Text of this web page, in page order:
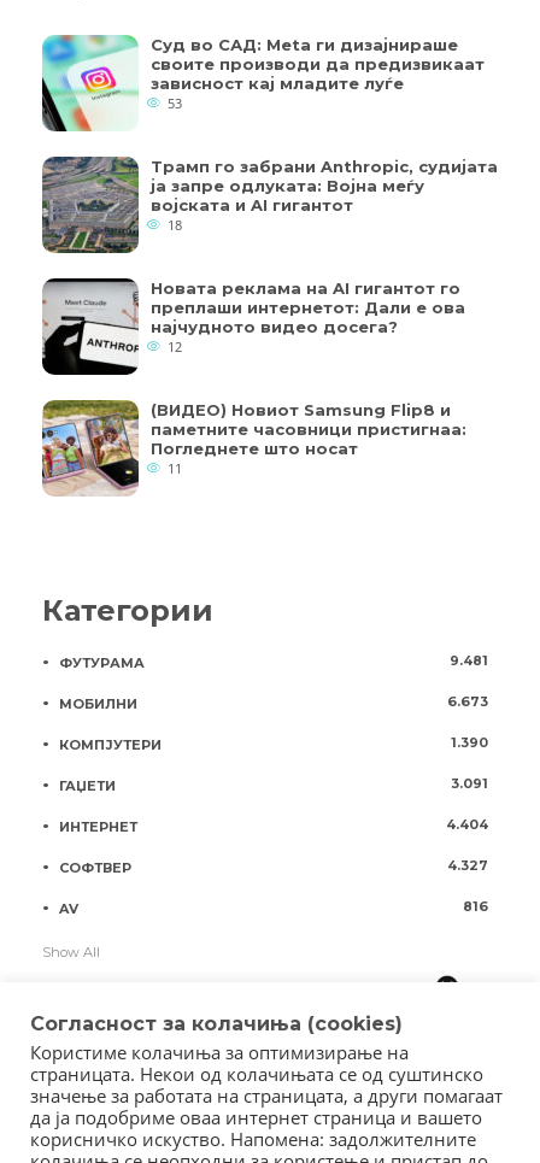
Суд во САД: Meta ги дизајнираше
своите производи да предизвикаат
зависност кај младите луѓе
53
Трамп го забрани Anthropic, судијата
ја запре одлуката: Војна меѓу
војската и AI гигантот
18
Новата реклама на AI гигантот го
преплаши интернетот: Дали е ова
најчудното видео досега?
12
(ВИДЕО) Новиот Samsung Flip8 и
паметните часовници пристигнаа:
Погледнете што носат
11
Категории
ФУТУРАМА 9.481
МОБИЛНИ 6.673
КОМПЈУТЕРИ 1.390
ГАЏЕТИ 3.091
ИНТЕРНЕТ 4.404
СОФТВЕР 4.327
AV 816
Show All
Согласност за колачиња (cookies)
Користиме колачиња за оптимизирање на
страницата. Некои од колачињата се од суштинско
значење за работата на страницата, а други помагаат
да ја подобриме оваа интернет страница и вашето
корисничко искуство. Напомена: задолжителните